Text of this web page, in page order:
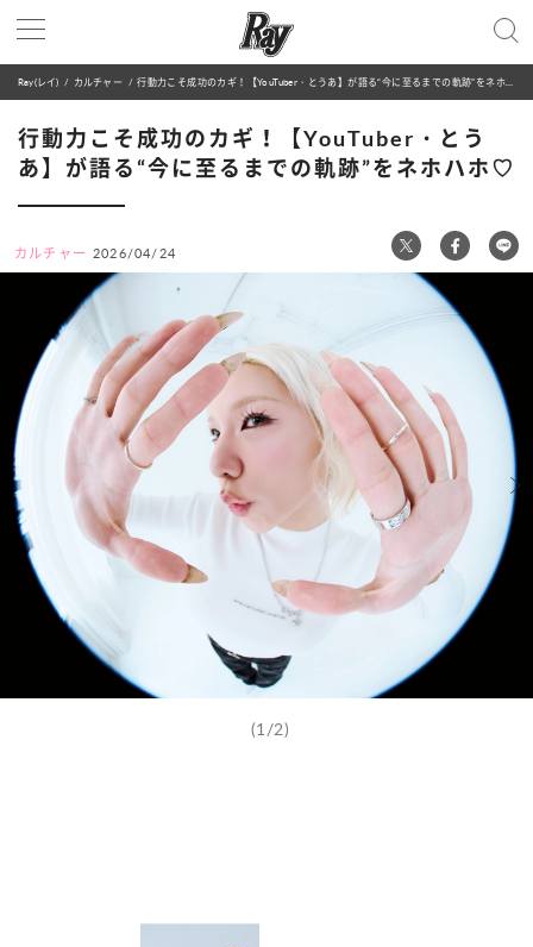
Ray(レイ) カルチャー 行動力こそ成功のカギ！【YouTuber・とうあ】が語る“今に至るまでの軌跡”をネホハホ♡
行動力こそ成功のカギ！【YouTuber・とう
あ】が語る“今に至るまでの軌跡”をネホハホ♡
カルチャー 2026/04/24
(1/2)